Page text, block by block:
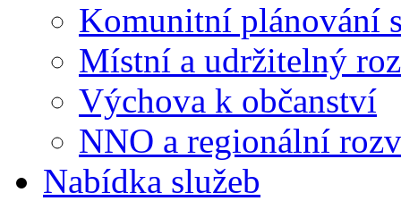
Komunitní plánování
Místní a udržitelný
Výchova k občanství
NNO a regionální
Nabídka služeb